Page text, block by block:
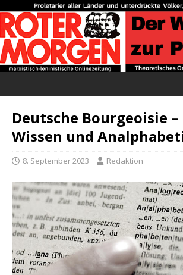
Deutsche Bourgeoisie –
Wissen und
8. September 2023 Redaktion